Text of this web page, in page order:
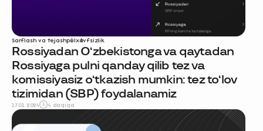
Sarflash va tejashpulxavfsizlik
Rossiyadan O‘zbekistonga va qaytadan
Rossiyaga pulni qanday qilib tez va
komissiyasiz o‘tkazish mumkin: tez to‘lov
tizimidan (SBP) foydalanamiz
17.01.2024 4 daqiqa